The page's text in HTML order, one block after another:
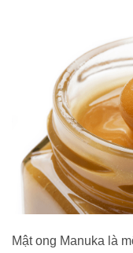
Mật ong Manuka là